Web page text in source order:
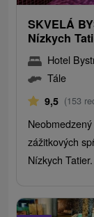
SKVELÁ
Nízkych
Hotel
Tále
9,5 (153
zážitkových
Nízkych Tatier.